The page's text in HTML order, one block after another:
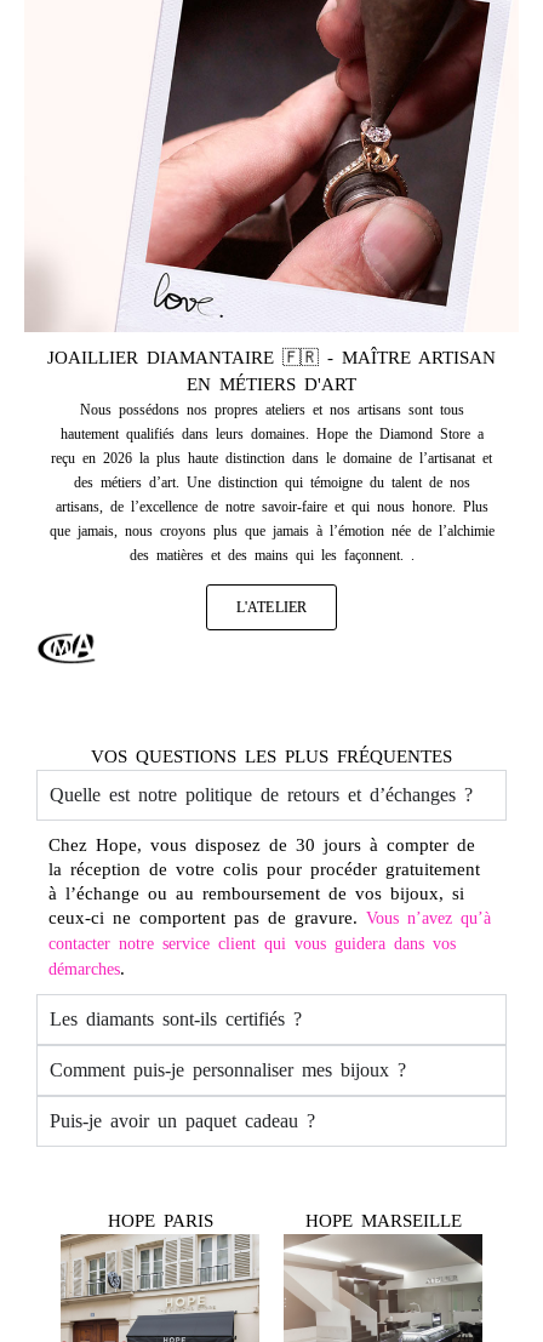
JOAILLIER DIAMANTAIRE 🇫🇷 - MAÎTRE ARTISAN
EN MÉTIERS D'ART
Nous possédons nos propres ateliers et nos artisans sont tous
hautement qualifiés dans leurs domaines. Hope the Diamond Store a
reçu en 2026 la plus haute distinction dans le domaine de l’artisanat et
des métiers d’art. Une distinction qui témoigne du talent de nos
artisans, de l’excellence de notre savoir-faire et qui nous honore. Plus
que jamais, nous croyons plus que jamais à l’émotion née de l’alchimie
des matières et des mains qui les façonnent. .
L'ATELIER
VOS QUESTIONS LES PLUS FRÉQUENTES
Quelle est notre politique de retours et d’échanges ?
Chez Hope, vous disposez de 30 jours à compter de
la réception de votre colis pour procéder gratuitement
à l’échange ou au remboursement de vos bijoux, si
ceux-ci ne comportent pas de gravure. Vous n’avez qu’à
contacter notre service client qui vous guidera dans vos
démarches.
Les diamants sont-ils certifiés ?
Comment puis-je personnaliser mes bijoux ?
Puis-je avoir un paquet cadeau ?
HOPE PARIS HOPE MARSEILLE